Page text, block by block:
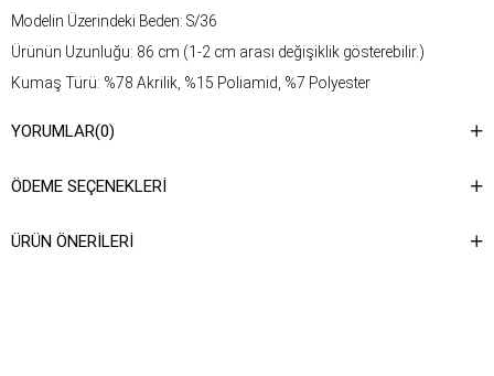
Modelin Üzerindeki Beden: S/36
Ürünün Uzunluğu: 86 cm (1-2 cm arası değişiklik gösterebilir.)
Kumaş Türü: %78 Akrilik, %15 Poliamid, %7 Polyester
talimatına ulaşabilirsiniz.
YORUMLAR(0)
ÖDEME SEÇENEKLERI
ÜRÜN ÖNERILERI